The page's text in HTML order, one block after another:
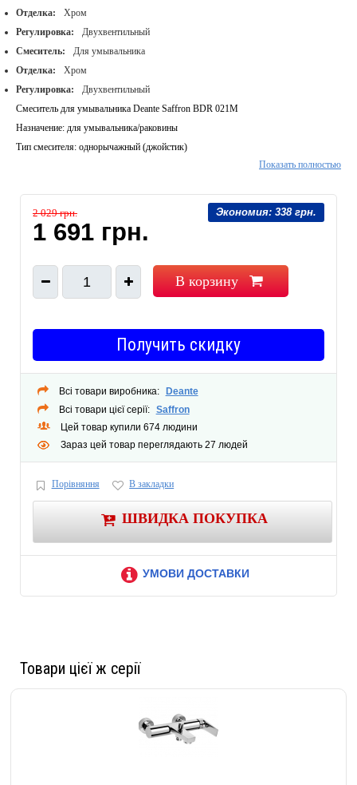
Отделка:
Хром
Регулировка:
Двухвентильный
Смеситель:
Для умывальника
Отделка:
Хром
Регулировка:
Двухвентильный
Смеситель для умывальника Deante Saffron BDR 021M
Назначение: для умывальника/раковины
Тип смесителя: однорычажный (джойстик)
Цвет: хром
Аэратор
Способ монтажа: горизонтальный, на умывальник
Гибкая подводка
Показать полностью
Экономия: 338 грн.
2 029 грн.
1 691 грн.
1 В корзину
Получить скидку
Всі товари виробника: Deante
Всі товари цієї серії: Saffron
Цей товар купили 674 людини
Зараз цей товар переглядають 27 людей
Порівняння В закладки
ШВИДКА ПОКУПКА
УМОВИ ДОСТАВКИ
Товари цієї ж серії